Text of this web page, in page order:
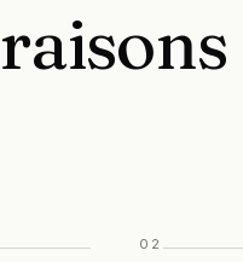
raisons
02